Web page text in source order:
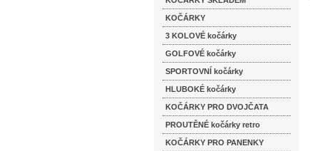
KOČÁRKY
3 KOLOVÉ kočárky
GOLFOVÉ kočárky
SPORTOVNÍ kočárky
HLUBOKÉ kočárky
KOČÁRKY PRO DVOJČATA
PROUTĚNÉ kočárky retro
KOČÁRKY PRO PANENKY